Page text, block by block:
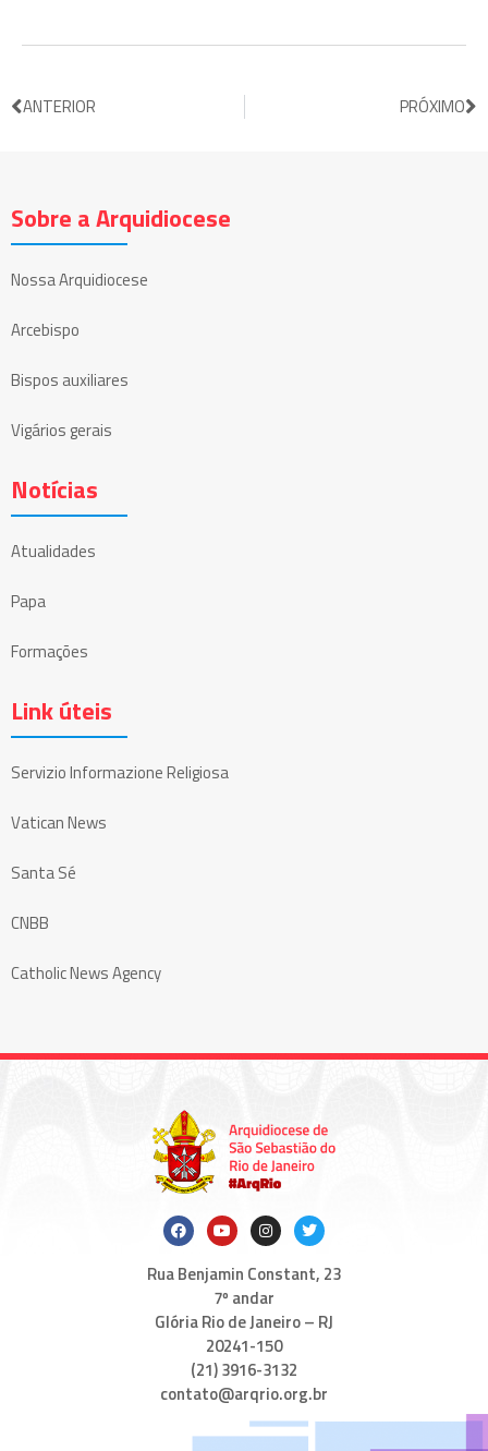
ANTERIOR PRÓXIMO
Sobre a Arquidiocese
Nossa Arquidiocese
Arcebispo
Bispos auxiliares
Vigários gerais
Notícias
Atualidades
Papa
Formações
Link úteis
Servizio Informazione Religiosa
Vatican News
Santa Sé
CNBB
Catholic News Agency
Rua Benjamin Constant, 23
7º andar
Glória Rio de Janeiro – RJ
20241-150
(21) 3916-3132
contato@arqrio.org.br